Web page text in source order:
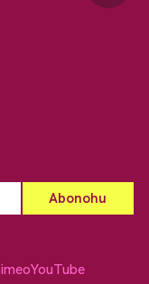
YouTube